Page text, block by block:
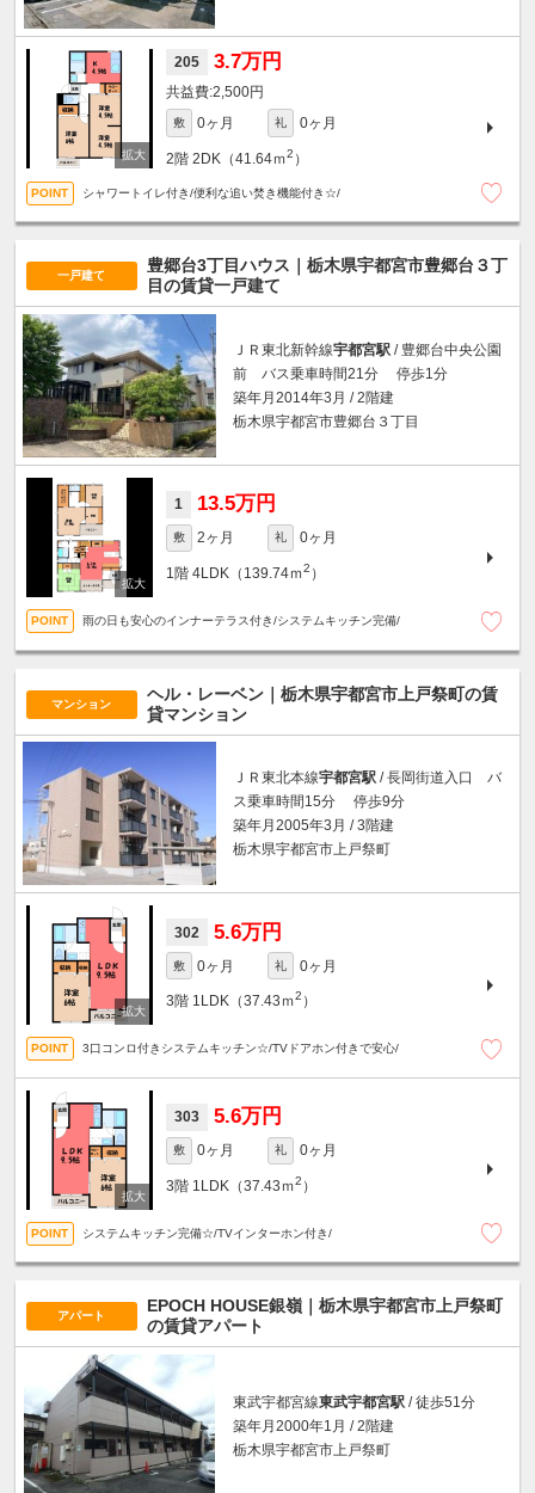
205 3.7万円
2,500円
敷 0ヶ月 礼 0ヶ月
2階 2DK（41.64ｍ2 ）
シャワートイレ付き/便利な追い焚き機能付き☆/
一戸建て
豊郷台3丁目ハウス｜栃木県宇都宮市豊郷台３丁
目の賃貸一戸建て
ＪＲ東北新幹線宇都宮駅 / 豊郷台中央公園
前 バス乗車時間21分 停歩1分
築年月2014年3月 / 2階建
栃木県宇都宮市豊郷台３丁目
1 13.5万円
敷 2ヶ月 礼 0ヶ月
1階 4LDK（139.74ｍ2 ）
雨の日も安心のインナーテラス付き/システムキッチン完備/
マンション
ヘル・レーベン｜栃木県宇都宮市上戸祭町の賃
貸マンション
ＪＲ東北本線宇都宮駅 / 長岡街道入口 バ
ス乗車時間15分 停歩9分
築年月2005年3月 / 3階建
栃木県宇都宮市上戸祭町
302 5.6万円
敷 0ヶ月 礼 0ヶ月
3階 1LDK（37.43ｍ2 ）
3口コンロ付きシステムキッチン☆/TVドアホン付きで安心/
303 5.6万円
敷 0ヶ月 礼 0ヶ月
3階 1LDK（37.43ｍ2 ）
システムキッチン完備☆/TVインターホン付き/
アパート
EPOCH HOUSE銀嶺｜栃木県宇都宮市上戸祭町
の賃貸アパート
東武宇都宮線東武宇都宮駅 / 徒歩51分
築年月2000年1月 / 2階建
栃木県宇都宮市上戸祭町